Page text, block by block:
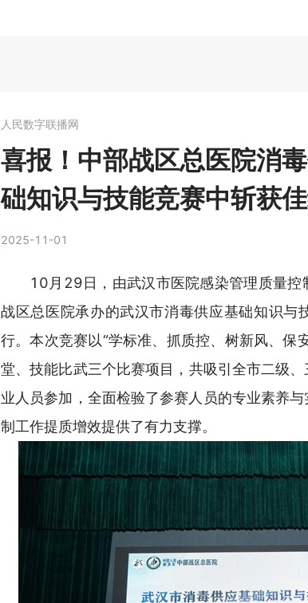
人民数字联播网
喜报！中部战区总医院消
础知识与技能竞赛中斩获
2025-11-01
10月29日，由武汉市医院感染管理质量控
战区总医院承办的武汉市消毒供应基础知识与
行。本次竞赛以“学标准、抓质控、树新风、保
堂、技能比武三个比赛项目，共吸引全市二级
业人员参加，全面检验了参赛人员的专业素养
制工作提质增效提供了有力支撑。